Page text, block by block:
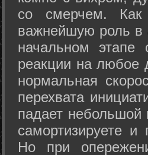
со смерчем. Как
важнейшую роль в
начальном этапе
реакции на любое
нормальная
перехвата
падает
самортизируете и
Но при